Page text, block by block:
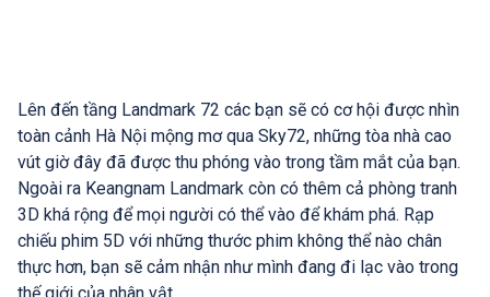
Lên đến tầng Landmark 72 các bạn sẽ có cơ hội được nhìn
toàn cảnh Hà Nội mộng mơ qua Sky72, những tòa nhà cao
vút giờ đây đã được thu phóng vào trong tầm mắt của bạn.
Ngoài ra Keangnam Landmark còn có thêm cả phòng tranh
3D khá rộng để mọi người có thể vào để khám phá. Rạp
chiếu phim 5D với những thước phim không thể nào chân
thực hơn, bạn sẽ cảm nhận như mình đang đi lạc vào trong
thế giới của nhân vật.